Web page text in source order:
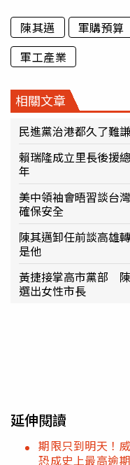
陳其邁 軍購預算
軍工產業
相關文章
民進黨治港都久了難
賴瑞隆成立里長後援
年
美中領袖會晤習談台
確保安全
陳其邁卸任前談高雄
是他
黃捷接掌高市黨部
選出女性市長
延伸閱讀
期限只到明天！
恐成史上最高逾